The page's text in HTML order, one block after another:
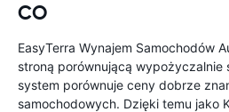
CO
EasyTerra Wynajem Samochodów
stroną porównującą wypożyczalnie
system porównuje ceny dobrze
samochodowych. Dzięki temu jako